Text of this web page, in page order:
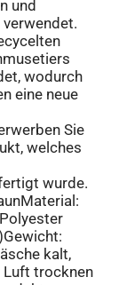
und
wodurch
eine neue
Sie
welches
wurde.
kalt,
Luft trocknen